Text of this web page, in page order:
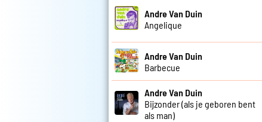
Andre Van Duin
Angelique
Andre Van Duin
Barbecue
Andre Van Duin
Bijzonder (als je geboren bent
als man)